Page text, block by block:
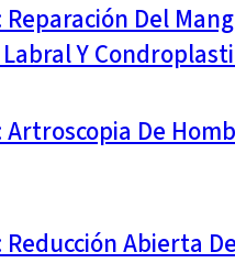
Reparación Del
Y
Artroscopia De
Reducción Abierta